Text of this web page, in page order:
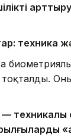
техника
— техникалық